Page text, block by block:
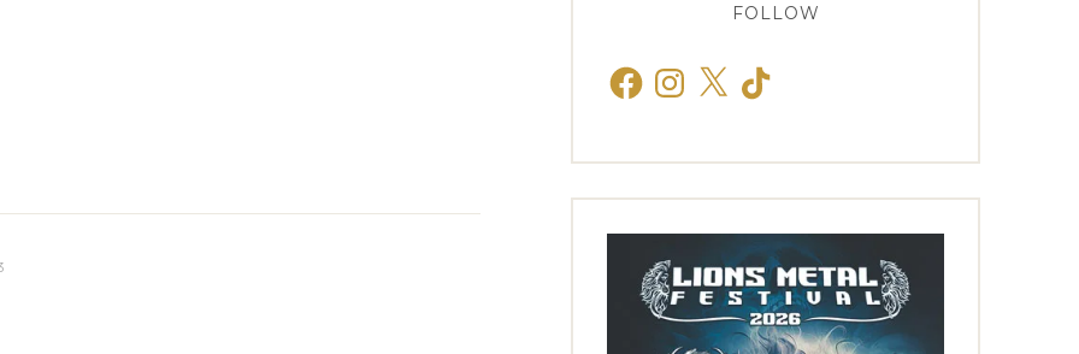
FOLLOW
FacebookInstagram
X TikTok